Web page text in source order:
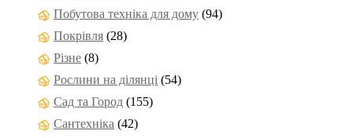
Побутова техніка для дому (94)
Покрівля (28)
Різне (8)
Рослини на ділянці (54)
Сад та Город (155)
Сантехніка (42)